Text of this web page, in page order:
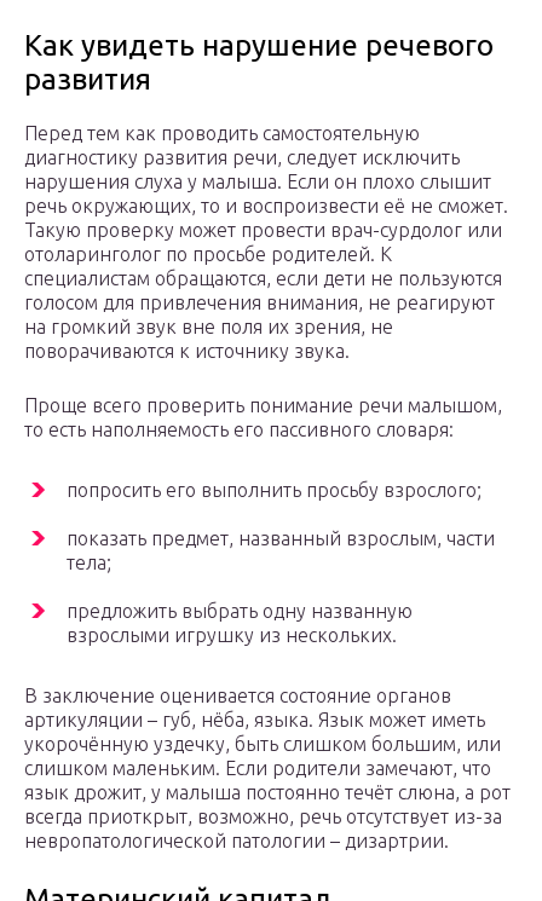
Как увидеть нарушение речевого
развития
Перед тем как проводить самостоятельную
диагностику развития речи, следует исключить
нарушения слуха у малыша. Если он плохо слышит
речь окружающих, то и воспроизвести её не сможет.
Такую проверку может провести врач-сурдолог или
отоларинголог по просьбе родителей. К
специалистам обращаются, если дети не пользуются
голосом для привлечения внимания, не реагируют
на громкий звук вне поля их зрения, не
поворачиваются к источнику звука.
Проще всего проверить понимание речи малышом,
то есть наполняемость его пассивного словаря:
попросить его выполнить просьбу взрослого;
показать предмет, названный взрослым, части
тела;
предложить выбрать одну названную
взрослыми игрушку из нескольких.
В заключение оценивается состояние органов
артикуляции – губ, нёба, языка. Язык может иметь
укорочённую уздечку, быть слишком большим, или
слишком маленьким. Если родители замечают, что
язык дрожит, у малыша постоянно течёт слюна, а рот
всегда приоткрыт, возможно, речь отсутствует из-за
невропатологической патологии – дизартрии.